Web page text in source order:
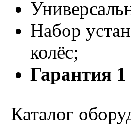
Набор
колёс;
Гарантия 1
Каталог